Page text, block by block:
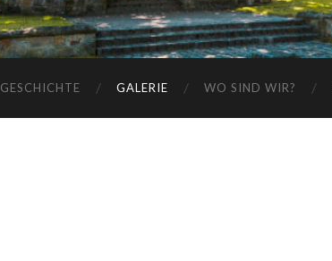
GESCHICHTE GALERIE WO SIND WIR?